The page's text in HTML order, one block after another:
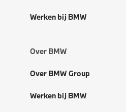
Werken bij BMW
Over BMW
Over BMW Group
Werken bij BMW